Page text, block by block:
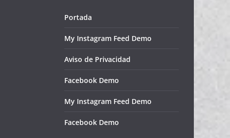
Portada
My Instagram Feed Demo
Aviso de Privacidad
Facebook Demo
My Instagram Feed Demo
Facebook Demo